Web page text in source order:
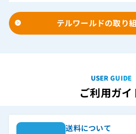
テルワールドの取り
USER GUIDE
ご利用ガイ
送料について